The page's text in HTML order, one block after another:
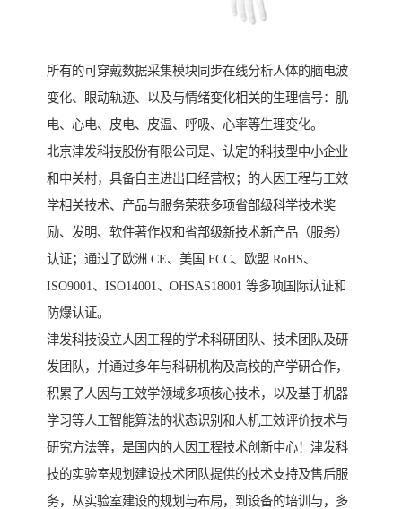
所有的可穿戴数据采集模块同步在线分析人体的脑电波
变化、眼动轨迹、以及与情绪变化相关的生理信号：肌
电、心电、皮电、皮温、呼吸、心率等生理变化。
北京津发科技股份有限公司是、认定的科技型中小企业
和中关村，具备自主进出口经营权；的人因工程与工效
学相关技术、产品与服务荣获多项省部级科学技术奖
励、发明、软件著作权和省部级新技术新产品（服务）
认证；通过了欧洲 CE、美国 FCC、欧盟 RoHS、
ISO9001、ISO14001、OHSAS18001 等多项国际认证和
防爆认证。
津发科技设立人因工程的学术科研团队、技术团队及研
发团队，并通过多年与科研机构及高校的产学研合作，
积累了人因与工效学领域多项核心技术，以及基于机器
学习等人工智能算法的状态识别和人机工效评价技术与
研究方法等，是国内的人因工程技术创新中心！津发科
技的实验室规划建设技术团队提供的技术支持及售后服
务，从实验室建设的规划与布局，到设备的培训与，多